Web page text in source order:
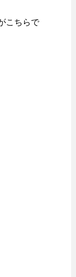
こちらで